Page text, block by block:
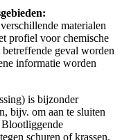
materialen
profiel voor chemische
geval worden
informatie worden
is bijzonder
bijv. om aan te sluiten
schuren of krassen.